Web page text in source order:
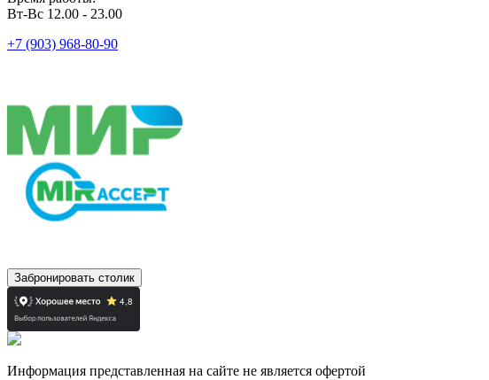
Вт-Вс 12.00 - 23.00
+7 (903) 968-80-90
Забронировать столик
Информация представленная на сайте не является офертой